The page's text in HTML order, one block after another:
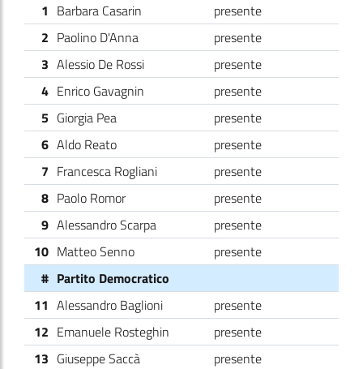
1 Barbara Casarin
presente
2 Paolino D'Anna
presente
3 Alessio De Rossi
presente
4 Enrico Gavagnin
presente
5 Giorgia Pea
presente
6 Aldo Reato
presente
7 Francesca Rogliani
presente
8 Paolo Romor
presente
9 Alessandro Scarpa
presente
10 Matteo Senno
presente
# Partito Democratico
11 Alessandro Baglioni
presente
12 Emanuele Rosteghin
presente
13 Giuseppe Saccà
presente